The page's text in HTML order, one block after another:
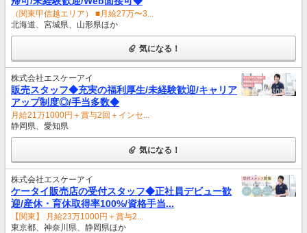
（関東甲信越エリア） ■月給27万〜3...
北海道、宮城県、山形県ほか
気になる！
株式会社エスケーアイ
販売スタッフ◆充実の福利厚生/未経験歓迎/キャリア
アップ制度◎/手当多数◆
月給21万1000円＋賞与2回＋インセ...
静岡県、愛知県
気になる！
株式会社エスケーアイ
ケータイ販売店の受付スタッフ◆正社員デビュー歓
迎/産休・育休取得率100%/資格手当...
【関東】 月給23万1000円＋賞与2...
東京都、神奈川県、静岡県ほか